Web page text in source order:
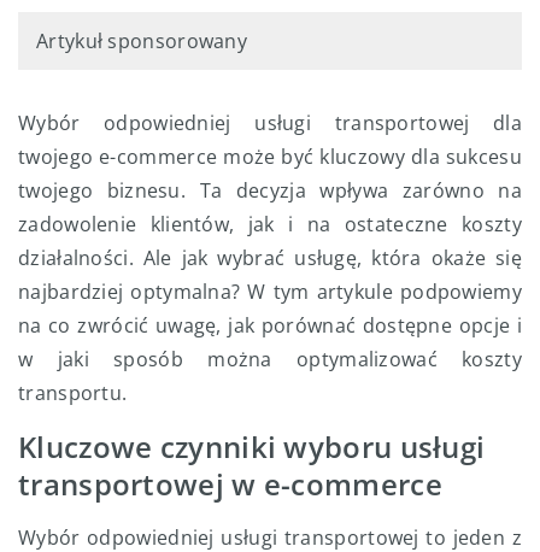
Artykuł sponsorowany
Wybór odpowiedniej usługi transportowej dla
twojego e-commerce może być kluczowy dla sukcesu
twojego biznesu. Ta decyzja wpływa zarówno na
zadowolenie klientów, jak i na ostateczne koszty
działalności. Ale jak wybrać usługę, która okaże się
najbardziej optymalna? W tym artykule podpowiemy
na co zwrócić uwagę, jak porównać dostępne opcje i
w jaki sposób można optymalizować koszty
transportu.
Kluczowe czynniki wyboru usługi
transportowej w e-commerce
Wybór odpowiedniej usługi transportowej to jeden z